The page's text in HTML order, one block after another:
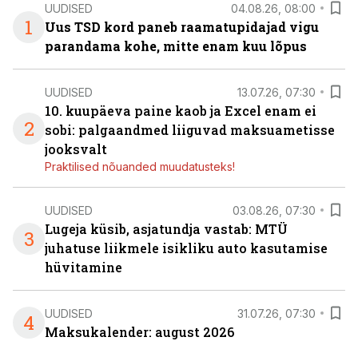
1
UUDISED 04.08.26, 08:00
Uus TSD kord paneb raamatupidajad vigu
parandama kohe, mitte enam kuu lõpus
2
UUDISED 13.07.26, 07:30
10. kuupäeva paine kaob ja Excel enam ei
sobi: palgaandmed liiguvad maksuametisse
jooksvalt
Praktilised nõuanded muudatusteks!
3
UUDISED 03.08.26, 07:30
Lugeja küsib, asjatundja vastab: MTÜ
juhatuse liikmele isikliku auto kasutamise
hüvitamine
4 UUDISED 31.07.26, 07:30
Maksukalender: august 2026